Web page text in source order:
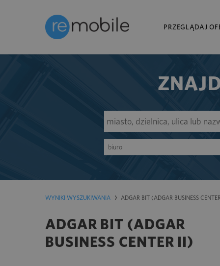
PRZEGLĄDAJ
biuro
WYNIKI WYSZUKIWANIA ADGAR BIT (ADGAR BUSINESS
ADGAR BIT (ADGAR
BUSINESS CENTER II)